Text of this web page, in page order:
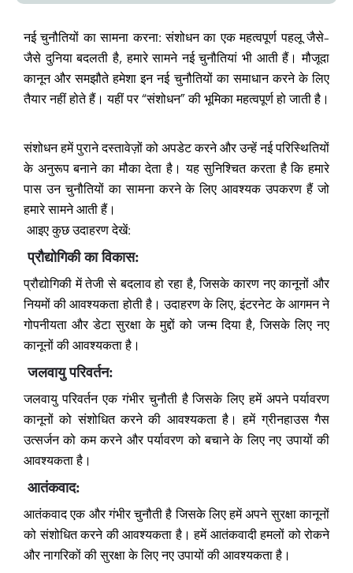
नई चुनौतियों का सामना करना: संशोधन का एक महत्वपूर्ण पहलू जैसे-
जैसे दुनिया बदलती है, हमारे सामने नई चुनौतियां भी आती हैं। मौजूदा
कानून और समझौते हमेशा इन नई चुनौतियों का समाधान करने के लिए
तैयार नहीं होते हैं। यहीं पर “संशोधन” की भूमिका महत्वपूर्ण हो जाती है।
संशोधन हमें पुराने दस्तावेज़ों को अपडेट करने और उन्हें नई परिस्थितियों
के अनुरूप बनाने का मौका देता है। यह सुनिश्चित करता है कि हमारे
पास उन चुनौतियों का सामना करने के लिए आवश्यक उपकरण हैं जो
हमारे सामने आती हैं।
आइए कुछ उदाहरण देखें:
प्रौद्योगिकी का विकास:
प्रौद्योगिकी में तेजी से बदलाव हो रहा है, जिसके कारण नए कानूनों और
नियमों की आवश्यकता होती है। उदाहरण के लिए, इंटरनेट के आगमन ने
गोपनीयता और डेटा सुरक्षा के मुद्दों को जन्म दिया है, जिसके लिए नए
कानूनों की आवश्यकता है।
जलवायु परिवर्तन:
जलवायु परिवर्तन एक गंभीर चुनौती है जिसके लिए हमें अपने पर्यावरण
कानूनों को संशोधित करने की आवश्यकता है। हमें ग्रीनहाउस गैस
उत्सर्जन को कम करने और पर्यावरण को बचाने के लिए नए उपायों की
आवश्यकता है।
आतंकवाद:
आतंकवाद एक और गंभीर चुनौती है जिसके लिए हमें अपने सुरक्षा कानूनों
को संशोधित करने की आवश्यकता है। हमें आतंकवादी हमलों को रोकने
और नागरिकों की सुरक्षा के लिए नए उपायों की आवश्यकता है।